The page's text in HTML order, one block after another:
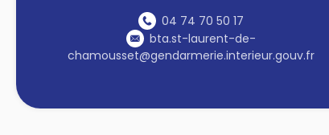
04 74 70 50 17
bta.st-laurent-de-
chamousset@gendarmerie.interieur.gouv.fr